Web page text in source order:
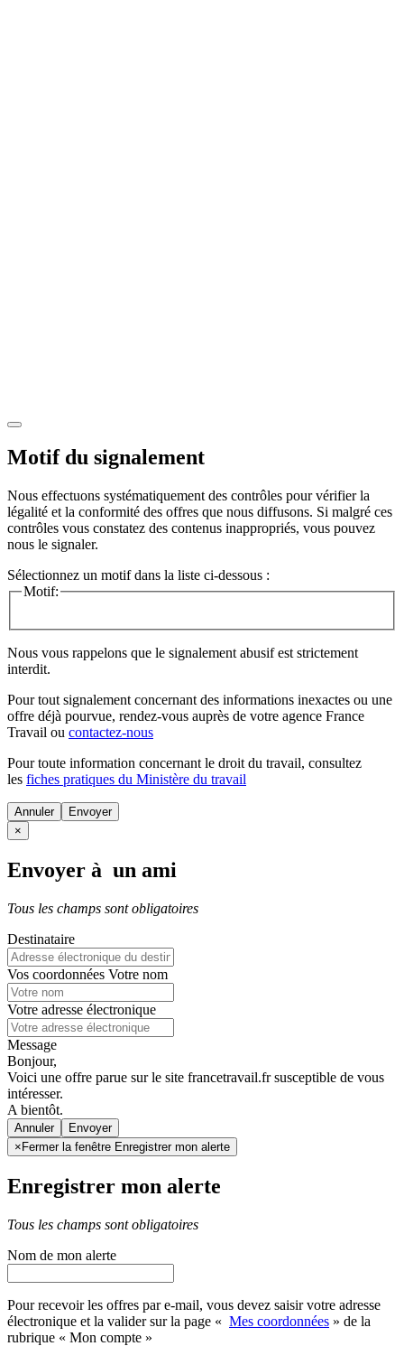
Motif du signalement
Nous effectuons systématiquement des contrôles pour vérifier la
légalité et la conformité des offres que nous diffusons. Si malgré ces
contrôles vous constatez des contenus inappropriés, vous pouvez
nous le signaler.
Sélectionnez un motif dans la liste ci-dessous :
Motif:
Nous vous rappelons que le signalement abusif est strictement
interdit.
Pour tout signalement concernant des informations inexactes ou une
offre déjà pourvue, rendez-vous auprès de votre agence France
Travail ou contactez-nous
Pour toute information concernant le droit du travail, consultez
les fiches pratiques du Ministère du travail
Annuler
×
Envoyer à un ami
Tous les champs sont obligatoires
Destinataire
Vos coordonnées Votre nom
Votre adresse électronique
Message
Bonjour,
Voici une offre parue sur le site francetravail.fr susceptible de vous
intéresser.
A bientôt.
Annuler
× Fermer la fenêtre Enregistrer mon alerte
Enregistrer mon alerte
Tous les champs sont obligatoires
Nom de mon alerte
Pour recevoir les offres par e-mail, vous devez saisir votre adresse
électronique et la valider sur la page « Mes coordonnées » de la
rubrique « Mon compte »